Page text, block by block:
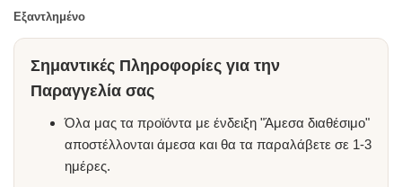
Εξαντλημένο
Σημαντικές Πληροφορίες για την
Παραγγελία σας
Όλα μας τα προϊόντα με ένδειξη "Άμεσα διαθέσιμο"
αποστέλλονται άμεσα και θα τα παραλάβετε σε 1-3
ημέρες.